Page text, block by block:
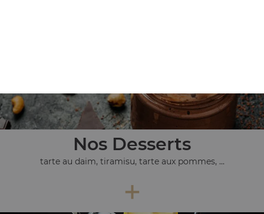
Nos Desserts
tarte au daim, tiramisu, tarte aux pommes, ...
+